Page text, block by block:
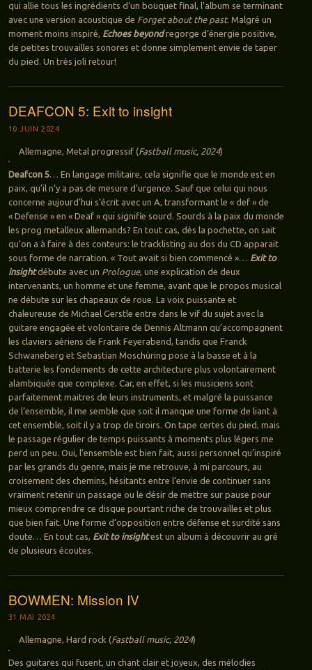
qui allie tous les ingrédients d’un bouquet final, l’album se terminant
avec une version acoustique de Forget about the past. Malgré un
moment moins inspiré, Echoes beyondregorge d’énergie positive,
de petites trouvailles sonores et donne simplement envie de taper
du pied. Un très joli retour!
DEAFCON 5: Exit to insight
10 JUIN 2024
Allemagne, Metal progressif (Fastball music, 2024)
Deafcon 5… En langage militaire, cela signifie que le monde est en
paix, qu’il n’y a pas de mesure d’urgence. Sauf que celui qui nous
concerne aujourd’hui s’écrit avec un A, transformant le « def » de
« Defense » en « Deaf » qui signifie sourd. Sourds à la paix du monde
les prog metalleux allemands? En tout cas, dès la pochette, on sait
qu’on a à faire à des conteurs: le tracklisting au dos du CD apparait
sous forme de narration. « Tout avait si bien commencé »… Exit to
insightdébute avec un Prologue, une explication de deux
intervenants, un homme et une femme, avant que le propos musical
ne débute sur les chapeaux de roue. La voix puissante et
chaleureuse de Michael Gerstle entre dans le vif du sujet avec la
guitare engagée et volontaire de Dennis Altmann qu’accompagnent
les claviers aériens de Frank Feyerabend, tandis que Franck
Schwaneberg et Sebastian Moschüring pose à la basse et à la
batterie les fondements de cette architecture plus volontairement
alambiquée que complexe. Car, en effet, si les musiciens sont
parfaitement maitres de leurs instruments, et malgré la puissance
de l’ensemble, il me semble que soit il manque une forme de liant à
cet ensemble, soit il y a trop de tiroirs. On tape certes du pied, mais
le passage régulier de temps puissants à moments plus légers me
perd un peu. Oui, l’ensemble est bien fait, aussi personnel qu’inspiré
par les grands du genre, mais je me retrouve, à mi parcours, au
croisement des chemins, hésitants entre l’envie de continuer sans
vraiment retenir un passage ou le désir de mettre sur pause pour
mieux comprendre ce disque pourtant riche de trouvailles et plus
que bien fait. Une forme d’opposition entre défense et surdité sans
doute… En tout cas, Exit to insightest un album à découvrir au gré
de plusieurs écoutes.
BOWMEN: Mission IV
31 MAI 2024
Allemagne, Hard rock (Fastball music, 2024)
Des guitares qui fusent, un chant clair et joyeux, des mélodies